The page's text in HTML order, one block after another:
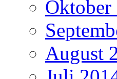
Oktober
August